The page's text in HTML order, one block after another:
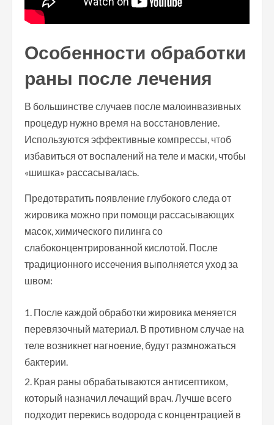
Особенности обработки
раны после лечения
В большинстве случаев после малоинвазивных
процедур нужно время на восстановление.
Используются эффективные компрессы, чтоб
избавиться от воспалений на теле и маски, чтобы
«шишка» рассасывалась.
Предотвратить появление глубокого следа от
жировика можно при помощи рассасывающих
масок, химического пилинга со
слабоконцентрированной кислотой. После
традиционного иссечения выполняется уход за
швом:
После каждой обработки жировика меняется
перевязочный материал. В противном случае на
теле возникнет нагноение, будут размножаться
бактерии.
Края раны обрабатываются антисептиком,
который назначил лечащий врач. Лучше всего
подходит перекись водорода с концентрацией в